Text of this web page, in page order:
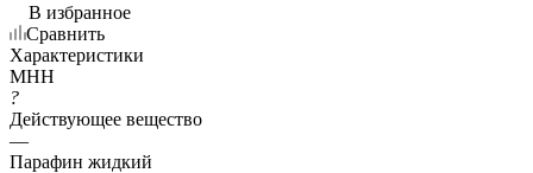
В избранное
Сравнить
Характеристики
МНН
?
Действующее вещество
—
Парафин жидкий